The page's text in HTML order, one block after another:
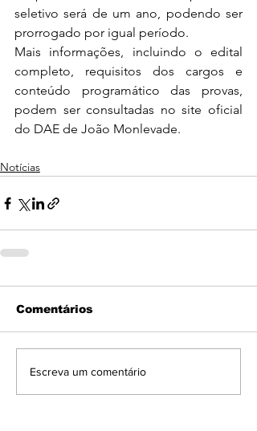
seletivo será de um ano, podendo ser
prorrogado por igual período.
Mais informações, incluindo o edital
completo, requisitos dos cargos e
conteúdo programático das provas,
podem ser consultadas no site oficial
do DAE de João Monlevade.
Notícias
Comentários
Escreva um comentário